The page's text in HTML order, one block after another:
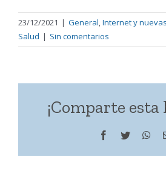
23/12/2021 | General Internet y
Salud | Sin comentarios
¡Comparte
Facebook
Twitter